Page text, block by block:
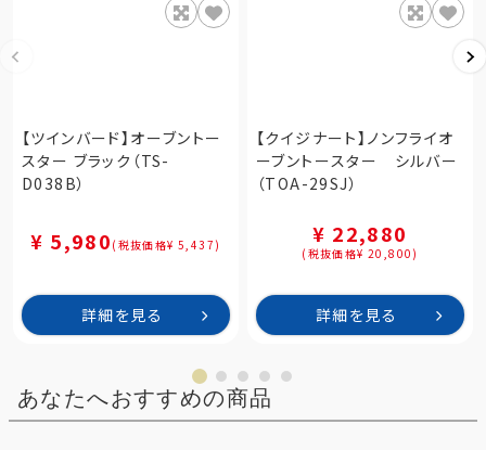
【ツインバード】オーブントー
スター ブラック（TS-
D038B）
¥ 5,980 (税抜価格¥ 5,437)
詳細を見る
【クイジナート】ノンフライオ
ーブントースター シルバー
（TOA-29SJ）
¥ 22,880
(税抜価格¥ 20,800)
詳細を見る
あなたへおすすめの商品